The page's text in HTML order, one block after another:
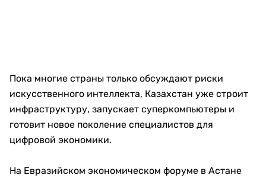
Пока многие страны только обсуждают риски
искусственного интеллекта, Казахстан уже строит
инфраструктуру, запускает суперкомпьютеры и
готовит новое поколение специалистов для
цифровой экономики.
На Евразийском экономическом форуме в Астане